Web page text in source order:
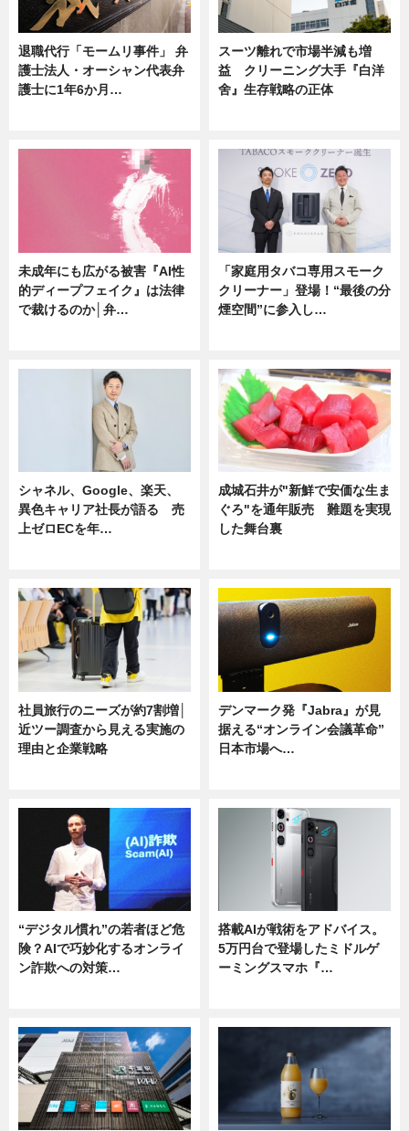
退職代行「モームリ事件」 弁
護士法人・オーシャン代表弁
護士に1年6か月…
スーツ離れで市場半減も増
益 クリーニング大手『白洋
舍』生存戦略の正体
未成年にも広がる被害『AI性
的ディープフェイク』は法律
で裁けるのか│弁…
「家庭用タバコ専用スモーク
クリーナー」登場！“最後の分
煙空間”に参入し…
シャネル、Google、楽天、
異色キャリア社長が語る 売
上ゼロECを年…
成城石井が"新鮮で安価な生ま
ぐろ"を通年販売 難題を実現
した舞台裏
社員旅行のニーズが約7割増│
近ツー調査から見える実施の
理由と企業戦略
デンマーク発『Jabra』が見
据える“オンライン会議革命”
日本市場へ…
“デジタル慣れ”の若者ほど危
険？AIで巧妙化するオンライ
ン詐欺への対策…
搭載AIが戦術をアドバイス。
5万円台で登場したミドルゲ
ーミングスマホ『…